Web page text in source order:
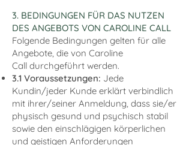
3. BEDINGUNGEN FÜR DAS NUTZEN
DES ANGEBOTS VON CAROLINE CALL
Folgende Bedingungen gelten für alle
Angebote, die von Caroline
Call durchgeführt werden.
3.1 Voraussetzungen: Jede
Kundin/jeder Kunde erklärt verbindlich
mit ihrer/seiner Anmeldung, dass sie/er
physisch gesund und psychisch stabil
sowie den einschlägigen körperlichen
und geistigen Anforderungen